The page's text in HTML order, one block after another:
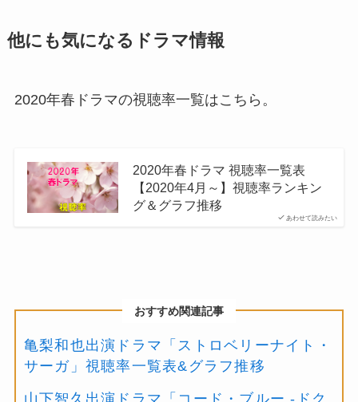
他にも気になるドラマ情報
2020年春ドラマの視聴率一覧はこちら。
あわせて読みたい
2020年春ドラマ 視聴率一覧表
【2020年4月～】視聴率ランキン
グ＆グラフ推移
おすすめ関連記事
亀梨和也出演ドラマ「ストロベリーナイト・
サーガ」視聴率一覧表&グラフ推移
山下智久出演ドラマ「コード・ブルー -ドク